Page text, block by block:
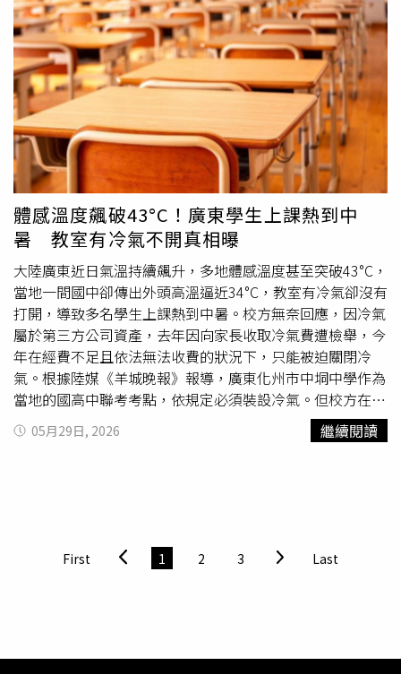
（圖／翻攝自臉書／靠北嘉義）貼文曝光後，有一派人認
為，「對於邊緣人不太友善」、「原來單身是罪」、「邊緣
人懲罰費」、「現在一個人吃飯的很多，建議開單人位」、
「只能選擇不吃了，不吃就貴不到我」。另一派人則說，
「這就是單身稅，可以吃別間」、「我覺得還好啊，沒什麼
好抵制的，有些KTV一個人開包廂，也要收兩個人的費用
啊」、「嫌貴就不要吃」、「很多火鍋店都這樣啊，單人開
鍋要収」、「一個人就去吃小火鍋就好了啊」、「講真的，
一人開鍋多收80元我覺得合理」、「明碼標價，也沒有強迫
消費，不合你意就說不合理，店家錯在哪？」、「明碼標價
沒強迫消費，是真的沒毛病，只是對單身客人不友善，10%
還要加80元開鍋費，雖然說單人影響翻桌率…」。
體感溫度飆破43°C！廣東學生上課熱到中
暑 教室有冷氣不開真相曝
大陸廣東近日氣溫持續飆升，多地體感溫度甚至突破43°C，
當地一間國中卻傳出外頭高溫逼近34°C，教室有冷氣卻沒有
打開，導致多名學生上課熱到中暑。校方無奈回應，因冷氣
屬於第三方公司資產，去年因向家長收取冷氣費遭檢舉，今
年在經費不足且依法無法收費的狀況下，只能被迫關閉冷
氣。根據陸媒《羊城晚報》報導，廣東化州市中垌中學作為
當地的國高中聯考考點，依規定必須裝設冷氣。但校方在上
級部門未撥款的狀況下，引進第三方公司進行安裝，並由該
公司以「服務費」名義向家長收取費用。然而，去
溫飆升，面對大熱天，不少家長只能自費購買小風扇給孩子
解暑，但在熱浪襲擊下效果相當有限。該校一名老師透露，
人，同時也感嘆指出，目前化州市內還有多所中學正面臨同
05月29日, 2026 繼續閱讀
First 1 2 3 Last